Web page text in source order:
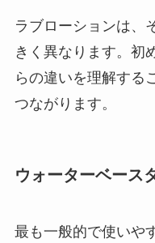
ラブローションは、
きく異なります。初
らの違いを理解する
つながります。
ウォーターベース
最も一般的で使いや